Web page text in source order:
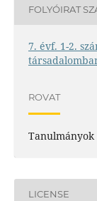
FOLYÓIRAT
7. évf. 1-2.
ROVAT
Tanulmányok
LICENSE